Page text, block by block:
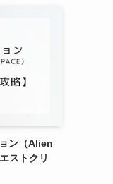
ン（Alien
ストクリ